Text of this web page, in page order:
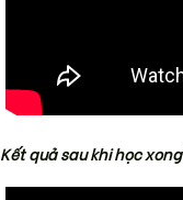
Kết quả sau khi học